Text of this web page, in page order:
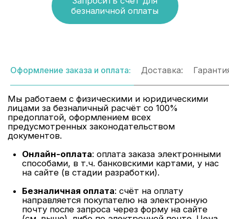
Оформление заказа и оплата: Доставка: